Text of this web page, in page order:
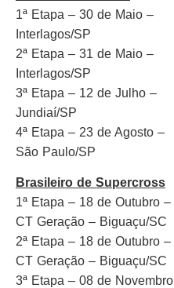
1ª Etapa – 30 de Maio –
Interlagos/SP
2ª Etapa – 31 de Maio –
Interlagos/SP
3ª Etapa – 12 de Julho –
Jundiaí/SP
4ª Etapa – 23 de Agosto –
São Paulo/SP
Brasileiro de Supercross
1ª Etapa – 18 de Outubro –
CT Geração – Biguaçu/SC
2ª Etapa – 18 de Outubro –
CT Geração – Biguaçu/SC
3ª Etapa – 08 de Novembro